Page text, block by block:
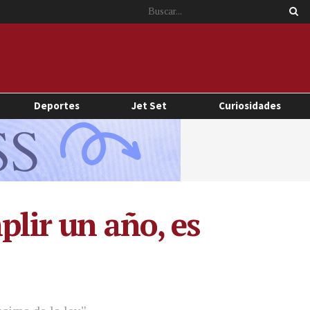
Deportes Jet Set Curiosidades
un año, es